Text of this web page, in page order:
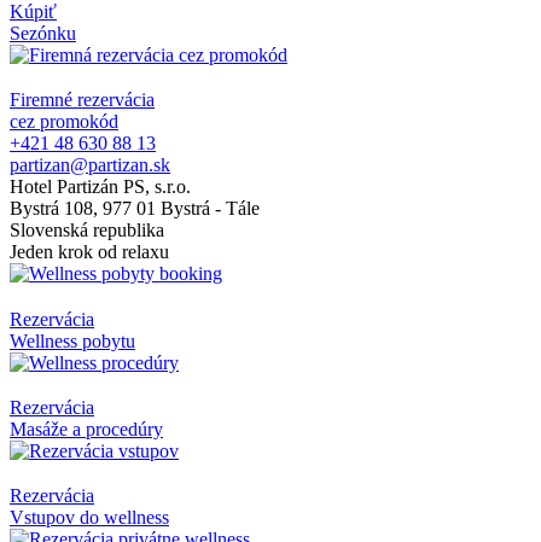
Kúpiť
Sezónku
Firemné rezervácia
cez promokód
+421 48 630 88 13
partizan@partizan.sk
Hotel Partizán PS, s.r.o.
Bystrá 108, 977 01 Bystrá - Tále
Slovenská republika
Jeden krok od relaxu
Rezervácia
Wellness pobytu
Rezervácia
Masáže a procedúry
Rezervácia
Vstupov do wellness